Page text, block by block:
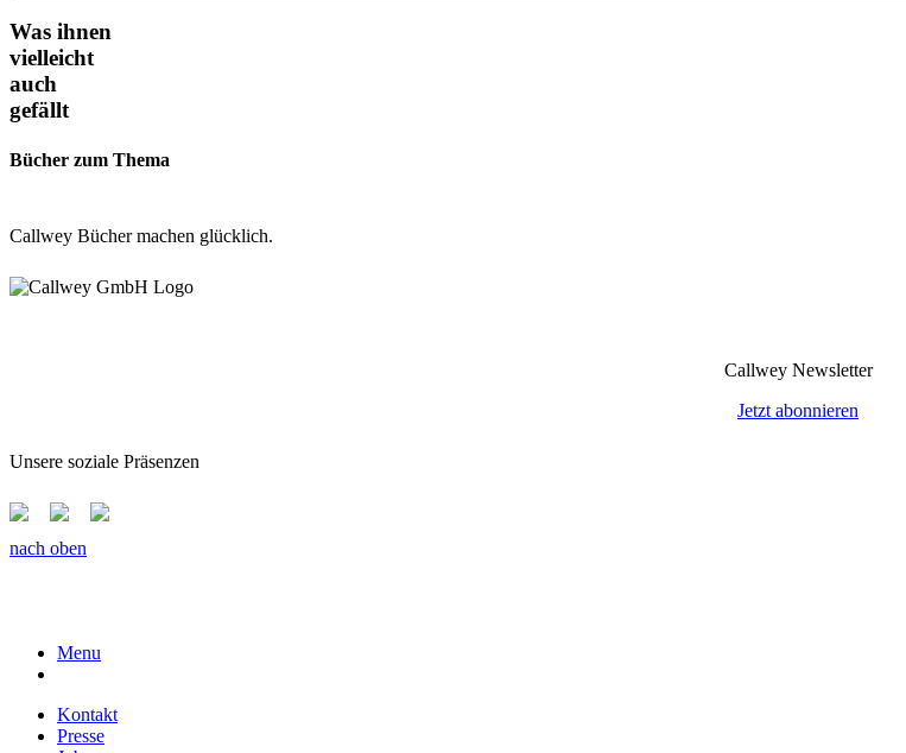
Was ihnen
vielleicht
auch
gefällt
Bücher zum Thema
Callwey Bücher machen glücklich.
Callwey Newsletter
Jetzt abonnieren
Unsere soziale Präsenzen
nach oben
Menu
Kontakt
Presse